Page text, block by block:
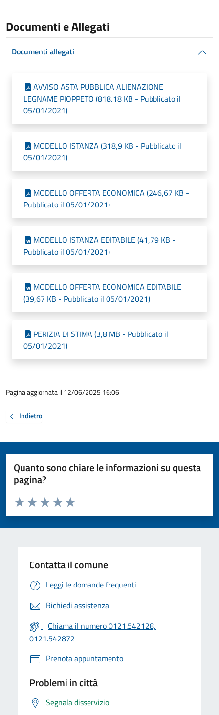
Documenti e Allegati
Documenti allegati
AVVISO ASTA PUBBLICA ALIENAZIONE
LEGNAME PIOPPETO (818,18 KB - Pubblicato il
05/01/2021)
MODELLO ISTANZA (318,9 KB - Pubblicato il
05/01/2021)
MODELLO OFFERTA ECONOMICA (246,67 KB -
Pubblicato il 05/01/2021)
MODELLO ISTANZA EDITABILE (41,79 KB -
Pubblicato il 05/01/2021)
MODELLO OFFERTA ECONOMICA EDITABILE
(39,67 KB - Pubblicato il 05/01/2021)
PERIZIA DI STIMA (3,8 MB - Pubblicato il
05/01/2021)
Pagina aggiornata il 12/06/2025 16:06
Indietro
Quanto sono chiare le informazioni su questa
pagina?
Valuta da 1 a 5 stelle la pagina
Valuta 5 stelle su 5
Valuta 4 stelle su 5
Valuta 3 stelle su 5
Valuta 2 stelle su 5
Valuta 1 stelle su 5
Contatta il comune
Leggi le domande frequenti
Richiedi assistenza
Chiama il numero 0121.542128,
0121.542872
Prenota appuntamento
Problemi in città
Segnala disservizio